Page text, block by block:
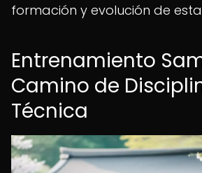
formación y evolución de
Entrenamiento
Camino de
Técnica